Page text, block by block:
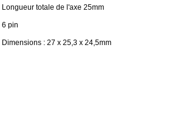
Amplificateur Intégré...
790,00 €
Longueur totale de l'axe 25mm
6 pin
Dimensions : 27 x 25,3 x 24,5mm